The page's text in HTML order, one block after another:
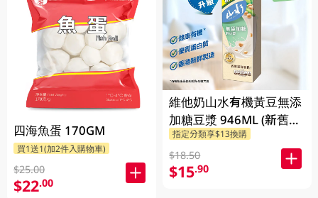
四海魚蛋 170GM
買1送1(加2件入購物車)
$25.00
$22.00
維他奶山水有機黃豆無添
加糖豆漿 946ML (新舊包
裝隨機發貨)
指定分類享$13換購
$18.50
$15.90